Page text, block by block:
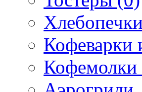
Кофемолки